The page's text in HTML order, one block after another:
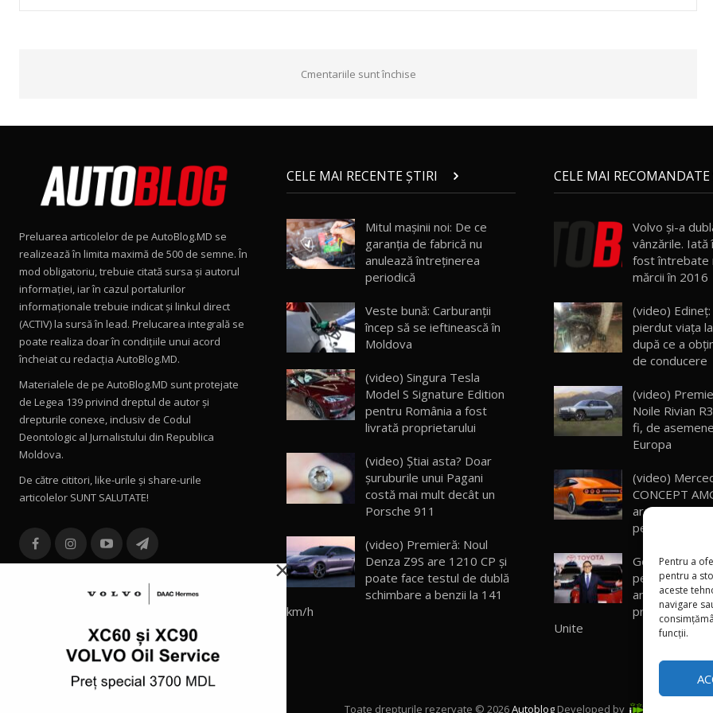
Pentru a
pentru a
aceste
navigare
funcții.
Cmentariile sunt închise
Preluarea articolelor de pe AutoBlog.MD se
realizează în limita maximă de 500 de semne. În
mod obligatoriu, trebuie citată sursa și autorul
informației, iar în cazul portalurilor
informaționale trebuie indicat și linkul direct
(ACTIV) la sursă în lead. Prelucarea integrală se
poate realiza doar în condițiile unui acord
încheiat cu redacţia AutoBlog.MD.
Materialele de pe AutoBlog.MD sunt protejate
de Legea 139 privind dreptul de autor și
drepturile conexe, inclusiv de Codul
Deontologic al Jurnalistului din Republica
Moldova.
De către cititori, like-urile şi share-urile
articolelor SUNT SALUTATE!
CELE MAI RECENTE ȘTIRI
Mitul mașinii noi: De ce
garanția de fabrică nu
anulează întreținerea
periodică
Veste bună: Carburanții
încep să se ieftinească în
Moldova
(video) Singura Tesla
Model S Signature Edition
pentru România a fost
livrată proprietarului
(video) Știai asta? Doar
șuruburile unui Pagani
costă mai mult decât un
Porsche 911
(video) Premieră: Noul
Denza Z9S are 1210 CP și
poate face testul de dublă
schimbare a benzii la 141
km/h
CELE MAI RECOMANDATE
Volvo şi-a
vânzările. Iată
fost întrebate
mărcii în 2016
(video)
pierdut viaţa
după ce a
de conducere
(video)
Noile Rivian
fi, de
Europa
(video)
CONCEPT
arată un viitor
pentru Xiaomi
General
pentru prima
ani titlul de
producător
Unite
Toate drepturile rezervate © 2026Autoblog Developed by
×